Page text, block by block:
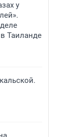
у
Таиланде